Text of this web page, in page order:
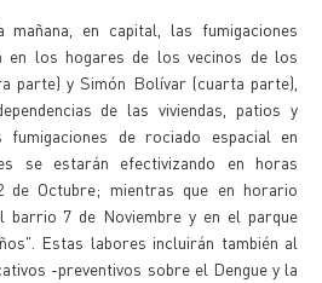
en capital, las fumigaciones
en los hogares de los vecinos de los
parte) y Simón Bolívar (cuarta parte),
de las viviendas, patios y
fumigaciones de rociado espacial en
se estarán efectivizando en horas
Octubre; mientras que en horario
barrio 7 de Noviembre y en el parque
Estas labores incluirán también al
-preventivos sobre el Dengue y la